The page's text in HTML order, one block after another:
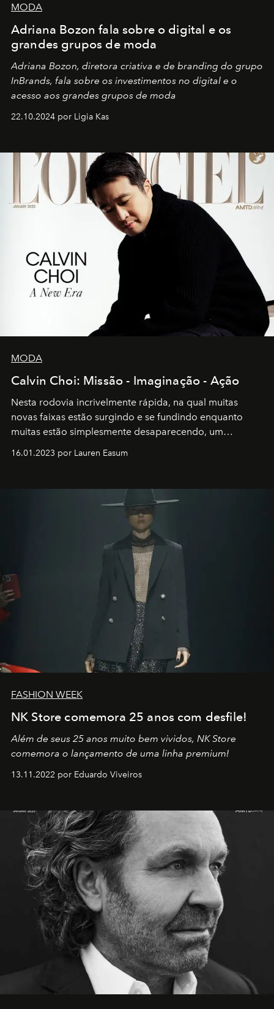
MODA
Adriana Bozon fala sobre o digital e os
grandes grupos de moda
Adriana Bozon, diretora criativa e de branding do grupo
InBrands, fala sobre os investimentos no digital e o
acesso aos grandes grupos de moda
22.10.2024 por Ligia Kas
MODA
Calvin Choi: Missão - Imaginação - Ação
Nesta rodovia incrivelmente rápida, na qual muitas
novas faixas estão surgindo e se fundindo enquanto
muitas estão simplesmente desaparecendo, um
transportador AMTD abrindo caminho para muitos
por propósitos, com um claro senso de missão na vida e
16.01.2023 por Lauren Easum
FASHION WEEK
NK Store comemora 25 anos com desfile!
Além de seus 25 anos muito bem vividos, NK Store
comemora o lançamento de uma linha premium!
13.11.2022 por Eduardo Viveiros